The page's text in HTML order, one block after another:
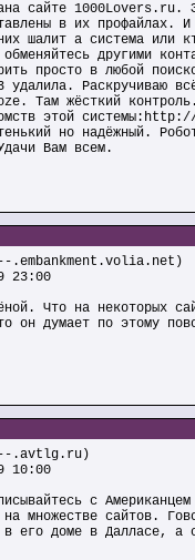
сайте
в их профайлах.
шалит а система или
другими
просто в любой
удалила. Раскручиваю
Там жёсткий
этой
но надёжный.
Вам всем.
.embankment.volia.net)
23:00
Что на некоторых
он думает по этому
.avtlg.ru)
10:00
с
на множестве сайтов.
в его доме в Далласе, а